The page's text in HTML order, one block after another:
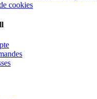
cookies